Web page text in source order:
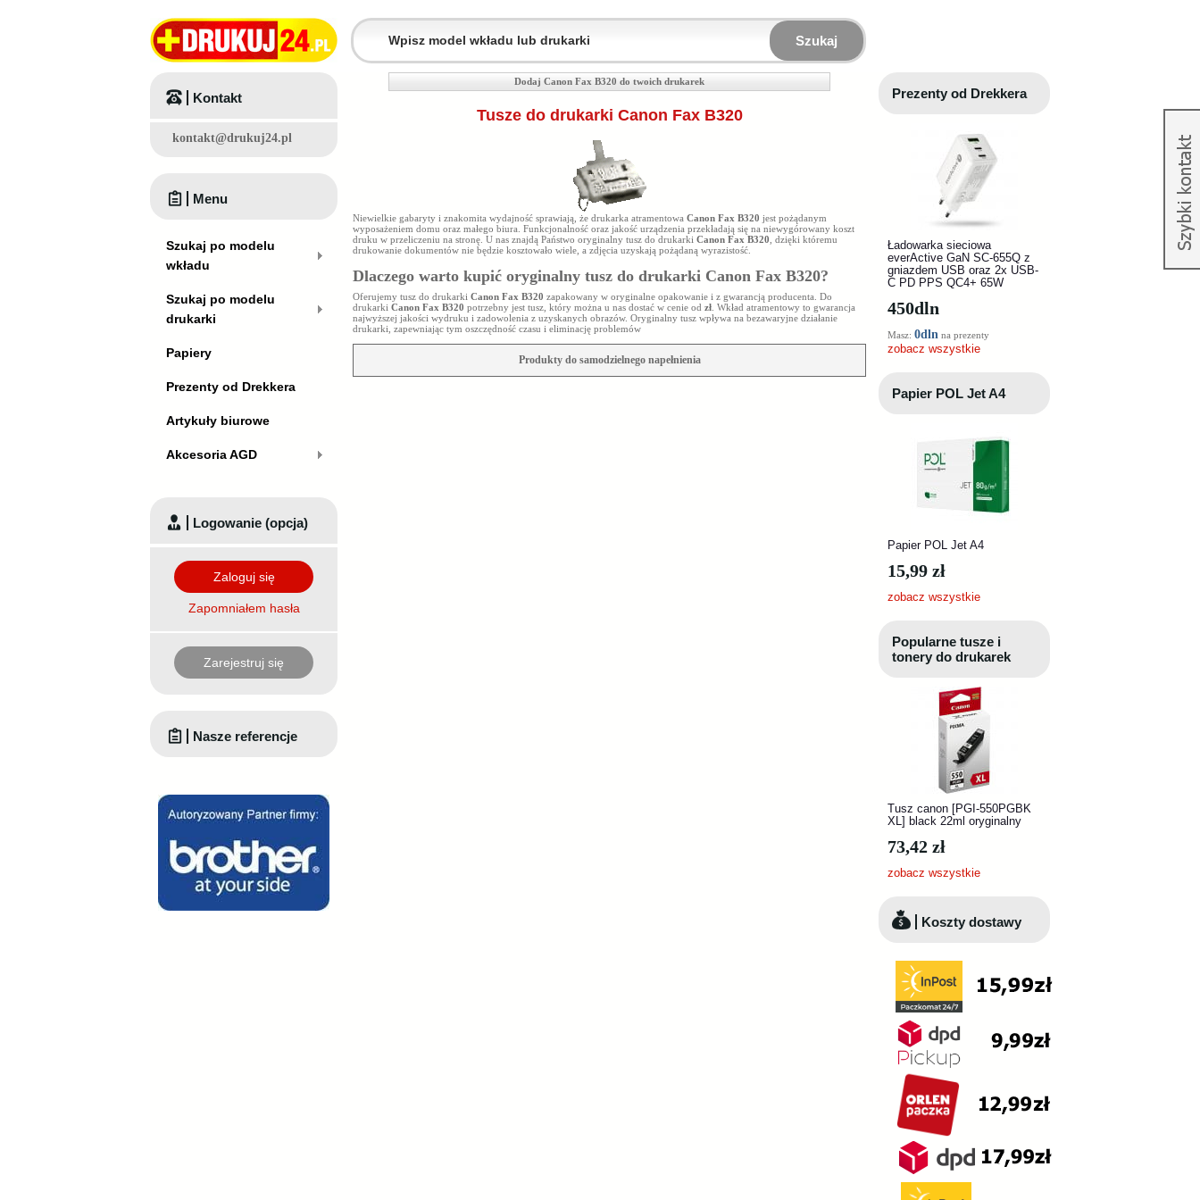
Szukaj
Dodaj Canon Fax B320 do twoich drukarek
Tusze do drukarki Canon Fax B320
Niewielkie gabaryty i znakomita wydajność sprawiają, że drukarka atramentowa Canon Fax B320 jest pożądanym
wyposażeniem domu oraz małego biura. Funkcjonalność oraz jakość urządzenia przekładają się na niewygórowany koszt
druku w przeliczeniu na stronę. U nas znajdą Państwo oryginalny tusz do drukarki Canon Fax B320 , dzięki któremu
drukowanie dokumentów nie będzie kosztowało wiele, a zdjęcia uzyskają pożądaną wyrazistość.
Dlaczego warto kupić oryginalny tusz do drukarki Canon Fax B320?
Oferujemy tusz do drukarki Canon Fax B320 zapakowany w oryginalne opakowanie i z gwarancją producenta. Do
drukarki Canon Fax B320 potrzebny jest tusz, który można u nas dostać w cenie od zł . Wkład atramentowy to gwarancja
najwyższej jakości wydruku i zadowolenia z uzyskanych obrazów. Oryginalny tusz wpływa na bezawaryjne działanie
drukarki, zapewniając tym oszczędność czasu i eliminację problemów
Produkty do samodzielnego napełnienia
Kontakt
kontakt@drukuj24.pl
Menu
Szukaj po modelu
wkładu
Szukaj po modelu
drukarki
Papiery
Prezenty od Drekkera
Artykuły biurowe
Akcesoria AGD
Logowanie (opcja)
Zaloguj się
Zapomniałem hasła
Zarejestruj się
Nasze referencje
Prezenty od Drekkera
Ładowarka sieciowa
everActive GaN SC-655Q z
gniazdem USB oraz 2x USB-
C PD PPS QC4+ 65W
450dln
Masz: 0dln na prezenty
zobacz wszystkie
Papier POL Jet A4
Papier POL Jet A4
15,99 zł
zobacz wszystkie
Popularne tusze i
tonery do drukarek
Tusz canon [PGI-550PGBK
XL] black 22ml oryginalny
73,42 zł
zobacz wszystkie
Koszty dostawy